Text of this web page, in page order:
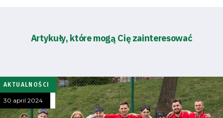
Artykuły, które mogą Cię zainteresować
AKTUALNOŚCI
30 april 2024